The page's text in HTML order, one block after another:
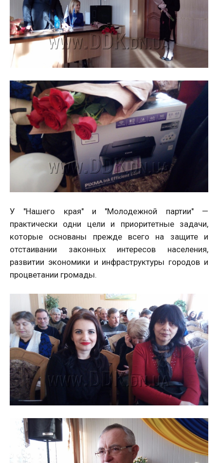
У "Нашего края" и "Молодежной партии" —
практически одни цели и приоритетные задачи,
которые основаны прежде всего на защите и
отстаивании законных интересов населения,
развитии экономики и инфраструктуры городов и
процветании громады.